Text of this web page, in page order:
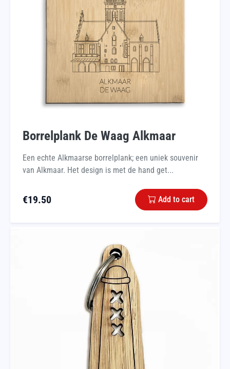
Borrelplank De Waag Alkmaar
Een echte Alkmaarse borrelplank; een uniek souvenir
van Alkmaar. Het design is met de hand get...
€19.50 Add to cart